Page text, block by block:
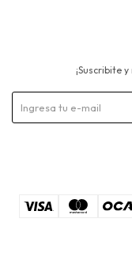
¡Suscribite